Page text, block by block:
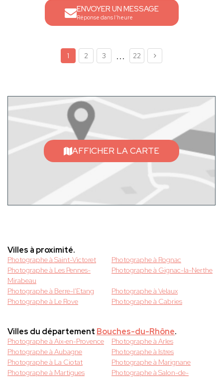
ENVOYER UN MESSAGE
Réponse dans l'heure
1 2 3 ... 22
AFFICHER LA CARTE
Villes à proximité.
Photographe à Saint-Victoret
Photographe à Rognac
Photographe à Les Pennes-
Mirabeau
Photographe à Gignac-la-Nerthe
Photographe à Berre-l'Etang
Photographe à Velaux
Photographe à Le Rove
Photographe à Cabries
Villes du département Bouches-du-Rhône.
Photographe à Aix-en-Provence
Photographe à Arles
Photographe à Aubagne
Photographe à Istres
Photographe à La Ciotat
Photographe à Marignane
Photographe à Martigues
Photographe à Salon-de-